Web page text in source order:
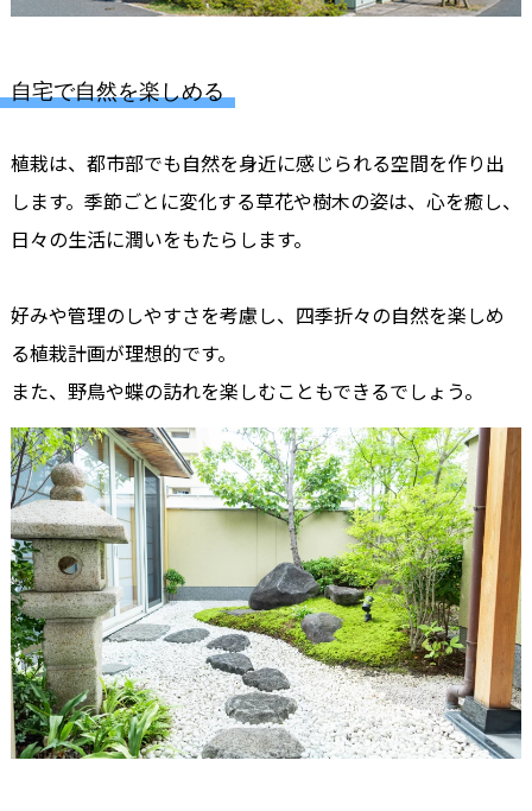
自宅で自然を楽しめる
植栽は、都市部でも自然を身近に感じられる空間を作り出
します。季節ごとに変化する草花や樹木の姿は、心を癒し、
日々の生活に潤いをもたらします。
好みや管理のしやすさを考慮し、四季折々の自然を楽しめ
る植栽計画が理想的です。
また、野鳥や蝶の訪れを楽しむこともできるでしょう。